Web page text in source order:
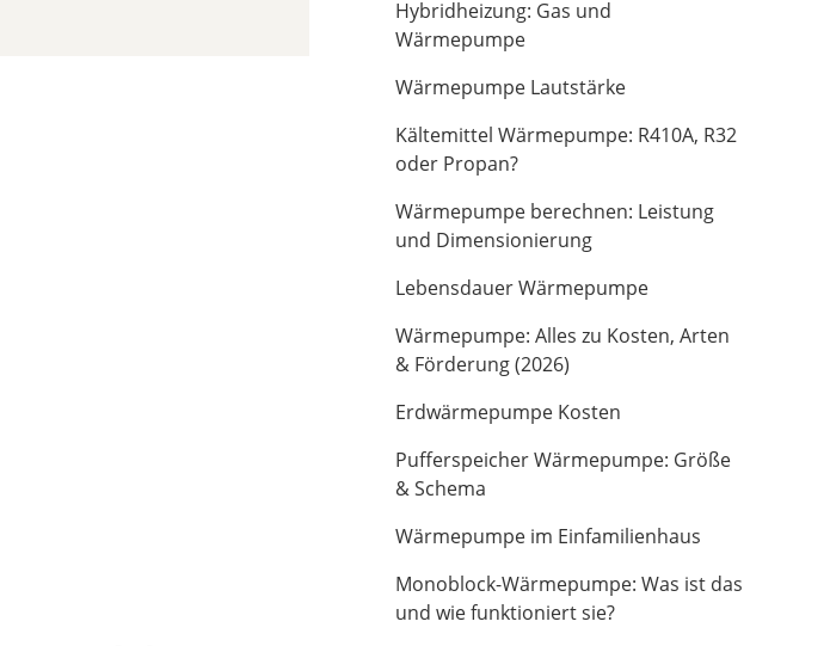
Hybridheizung: Gas und
Wärmepumpe
Wärmepumpe Lautstärke
Kältemittel Wärmepumpe: R410A, R32
oder Propan?
Wärmepumpe berechnen: Leistung
und Dimensionierung
Lebensdauer Wärmepumpe
Wärmepumpe: Alles zu Kosten, Arten
& Förderung (2026)
Erdwärmepumpe Kosten
Pufferspeicher Wärmepumpe: Größe
& Schema
Wärmepumpe im Einfamilienhaus
Monoblock-Wärmepumpe: Was ist das
und wie funktioniert sie?